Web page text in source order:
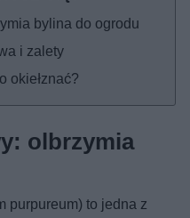
bylina do ogrodu
i zalety
okiełznać?
olbrzymia
purpureum) to jedna z